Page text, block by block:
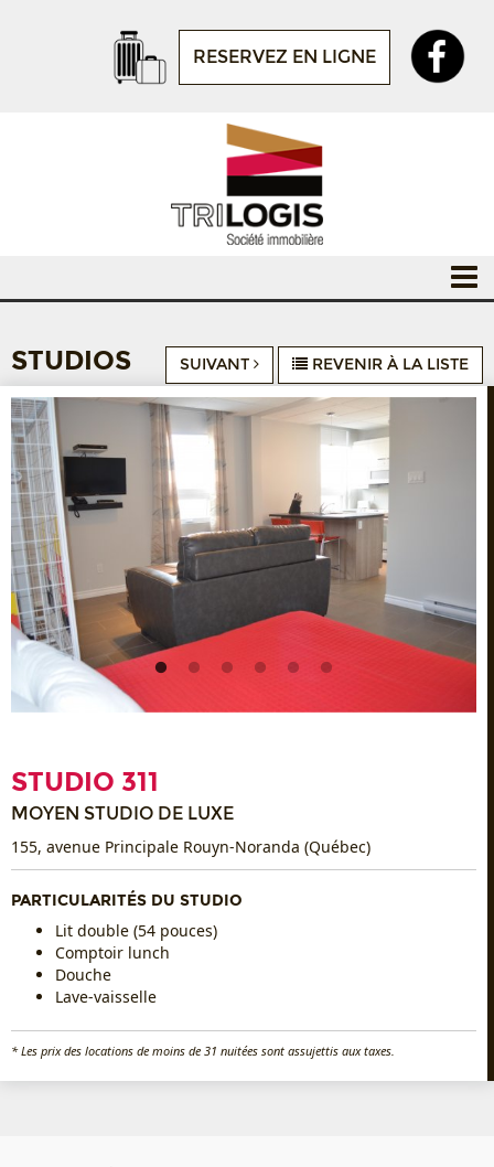
RESERVEZ EN LIGNE
SUIVANT REVENIR À LA LISTE
STUDIOS
STUDIO 311
MOYEN STUDIO DE LUXE
155, avenue Principale Rouyn-Noranda (Québec)
PARTICULARITÉS DU STUDIO
Lit double (54 pouces)
Comptoir lunch
Douche
Lave-vaisselle
* Les prix des locations de moins de 31 nuitées sont assujettis aux taxes.